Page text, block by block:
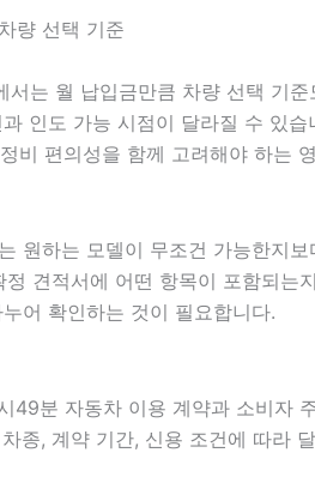
량 선택 기준
서는 월 납입금만큼 차량 선택 기
인도 가능 시점이 달라질 수 있
비 편의성을 함께 고려해야 하는
원하는 모델이 무조건 가능한지
견적서에 어떤 항목이 포함되
어 확인하는 것이 필요합니다.
49분 자동차 이용 계약과 소비자
종, 계약 기간, 신용 조건에 따라